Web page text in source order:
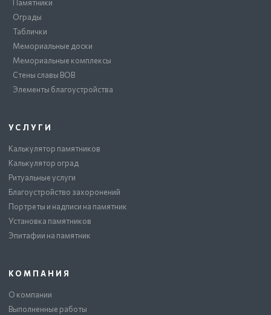
Памятники
Ограды
Таблички
Мемориальные доски
Мемориальные комплексы
Стены славы ВОВ
Элементы благоустройства
УСЛУГИ
Калькулятор памятников
Калькулятор оград
Ритуальные услуги
Благоустройство захоронений
Портреты и надписи на памятник
Установка памятников
Эпитафии на памятник
КОМПАНИЯ
О компании
Выполненные работы